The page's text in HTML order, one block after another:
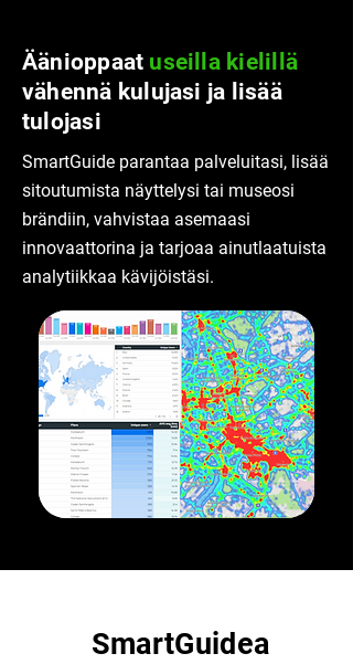
Äänioppaat useilla kielillä
vähennä kulujasi ja lisää
tulojasi
SmartGuide parantaa palveluitasi, lisää
sitoutumista näyttelysi tai museosi
brändiin, vahvistaa asemaasi
innovaattorina ja tarjoaa ainutlaatuista
analytiikkaa kävijöistäsi.
SmartGuidea